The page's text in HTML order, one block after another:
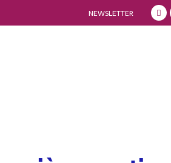
NEWSLETTER